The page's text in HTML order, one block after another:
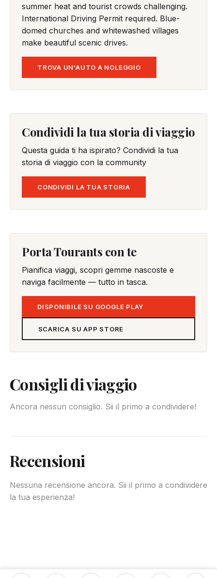
summer heat and tourist crowds challenging.
International Driving Permit required. Blue-
domed churches and whitewashed villages
make beautiful scenic drives.
TROVA UN'AUTO A NOLEGGIO
Condividi la tua storia di viaggio
Questa guida ti ha ispirato? Condividi la tua
storia di viaggio con la community
CONDIVIDI LA TUA STORIA
Porta Tourants con te
Pianifica viaggi, scopri gemme nascoste e
naviga facilmente — tutto in tasca.
DISPONIBILE SU GOOGLE PLAY
SCARICA SU APP STORE
Consigli di viaggio
Ancora nessun consiglio. Sii il primo a condividere!
Recensioni
Nessuna recensione ancora. Sii il primo a condividere
la tua esperienza!